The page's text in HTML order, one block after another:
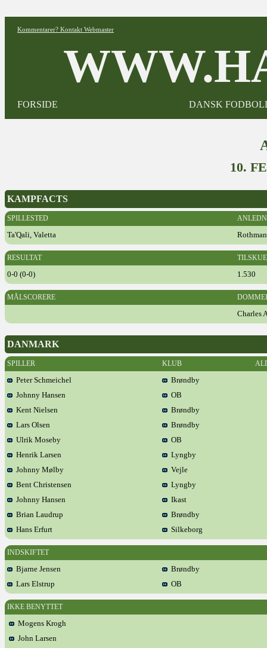
Kommentarer? Kontakt Webmaster
FORSIDE DANSK
10.
KAMPFACTS
SPILLESTED
Ta'Qali, Valetta
RESULTAT
0-0 (0-0) 1.530
MÅLSCORERE
Charles
DANMARK
SPILLER KLUB
Peter Schmeichel
Brøndby
Johnny Hansen
OB
Kent Nielsen
Brøndby
Lars Olsen
Brøndby
Ulrik Moseby
OB
Henrik Larsen
Lyngby
Johnny Mølby
Vejle
Bent Christensen
Lyngby
Johnny Hansen
Ikast
Brian Laudrup
Brøndby
Hans Erfurt
Silkeborg
INDSKIFTET
Bjarne Jensen
Brøndby
Lars Elstrup
OB
IKKE BENYTTET
Mogens Krogh
John Larsen